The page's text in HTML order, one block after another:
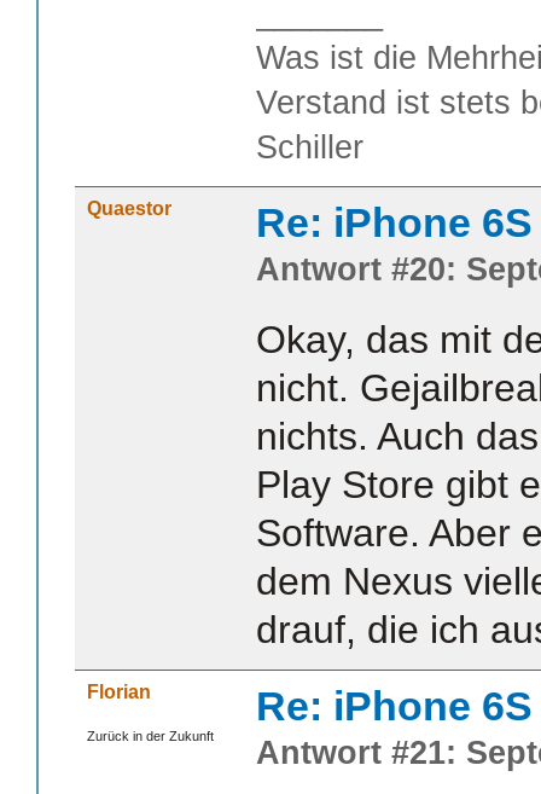
Was ist die
Verstand ist stets
Schiller
Quaestor Re: iPhone
Antwort #20:
Okay, das mit
nicht.
nichts. Auch
Play Store gibt
Software. Aber
dem Nexus
drauf, die ich
Florian
Zurück in der Zukunft
Re: iPhone
Antwort #21: